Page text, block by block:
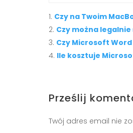
Czy na Twoim
Czy można
Czy Microsoft
Ile kosztuje
Prześlij
Twój adres email nie